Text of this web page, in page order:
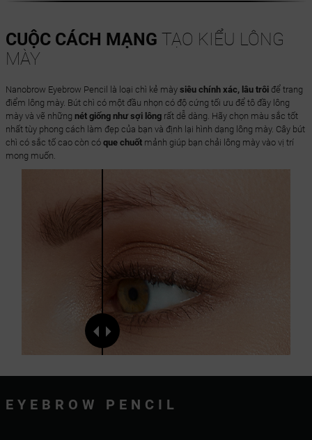
CUỘC CÁCH MẠNG TẠO KIỂU LÔNG
MÀY
Nanobrow Eyebrow Pencil là loại chì kẻ mày siêu chính xác, lâu trôiđể trang
điểm lông mày. Bút chì có một đầu nhọn có độ cứng tối ưu để tô đầy lông
mày và vẽ những nét giống như sợi lôngrất dễ dàng. Hãy chọn màu sắc tốt
nhất tùy phong cách làm đẹp của bạn và định lại hình dạng lông mày. Cây bút
chì có sắc tố cao còn có que chuốtmảnh giúp bạn chải lông mày vào vị trí
mong muốn.
EYEBROW PENCIL